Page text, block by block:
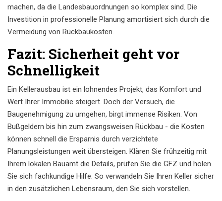
machen, da die Landesbauordnungen so komplex sind. Die
Investition in professionelle Planung amortisiert sich durch die
Vermeidung von Rückbaukosten.
Fazit: Sicherheit geht vor
Schnelligkeit
Ein Kellerausbau ist ein lohnendes Projekt, das Komfort und
Wert Ihrer Immobilie steigert. Doch der Versuch, die
Baugenehmigung zu umgehen, birgt immense Risiken. Von
Bußgeldern bis hin zum zwangsweisen Rückbau - die Kosten
können schnell die Ersparnis durch verzichtete
Planungsleistungen weit übersteigen. Klären Sie frühzeitig mit
Ihrem lokalen Bauamt die Details, prüfen Sie die GFZ und holen
Sie sich fachkundige Hilfe. So verwandeln Sie Ihren Keller sicher
in den zusätzlichen Lebensraum, den Sie sich vorstellen.